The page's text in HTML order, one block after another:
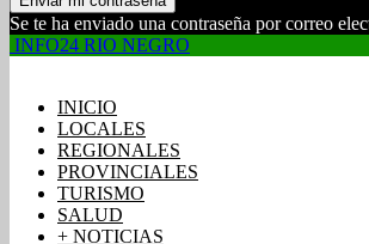
Se te ha enviado una contraseña por correo
INFO24 RIO NEGRO
INICIO
LOCALES
REGIONALES
PROVINCIALES
TURISMO
SALUD
+ NOTICIAS